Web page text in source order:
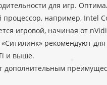
для игр.
например, Intel
игровой, начиная от
рекомендуют
и выше.
дополнительным